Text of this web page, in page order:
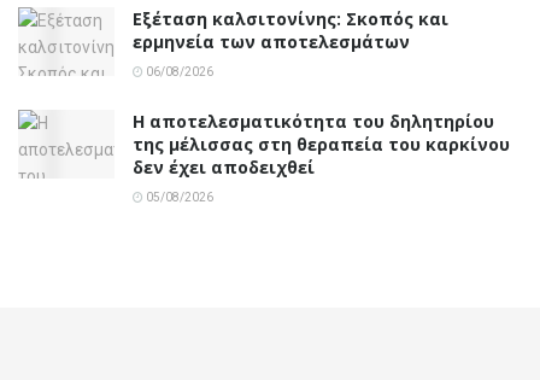
Εξέταση καλσιτονίνης: Σκοπός και
ερμηνεία των αποτελεσμάτων
06/08/2026
Η αποτελεσματικότητα του δηλητηρίου
της μέλισσας στη θεραπεία του καρκίνου
δεν έχει αποδειχθεί
05/08/2026